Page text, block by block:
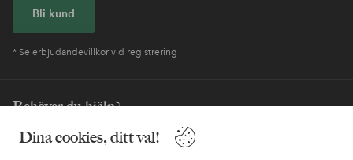
Dina cookies, ditt val!
Bli kund
* Se erbjudandevillkor vid registrering
Behöver du hjälp?
I vår FAQ hittar du svaren på de vanligaste frågorna. Här finns
också information om hur du enklast kontaktar oss.